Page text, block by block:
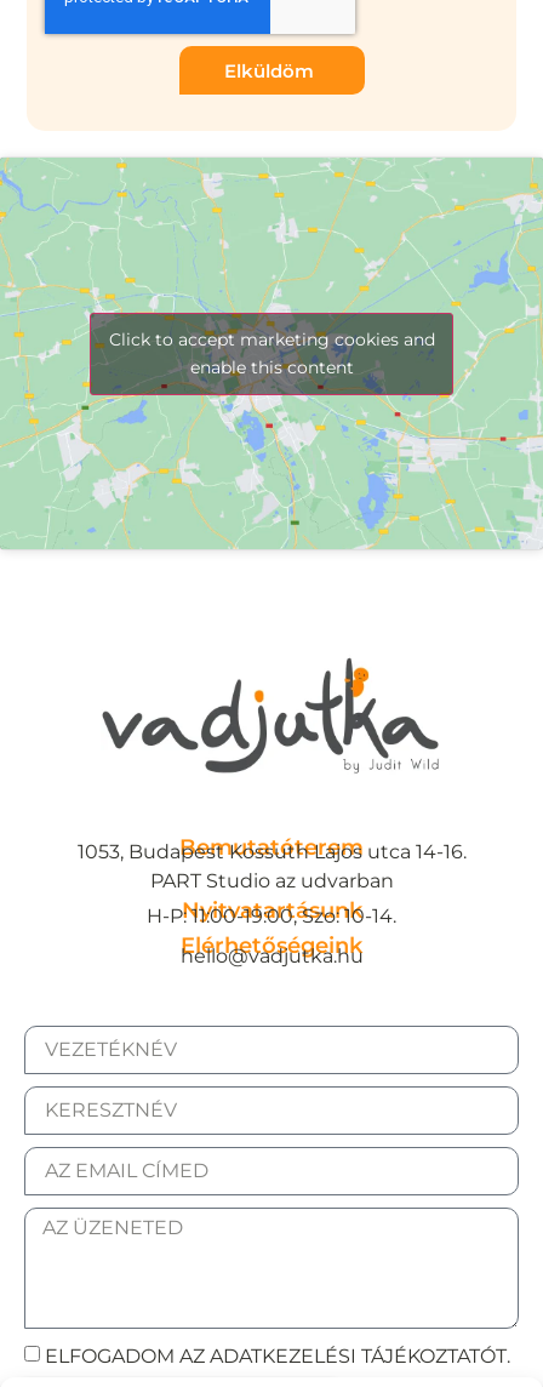
Elküldöm
Click to accept marketing cookies and
enable this content
Bemutatóterem
1053, Budapest Kossuth Lajos utca 14-16.
PART Studio az udvarban
Nyitvatartásunk
H-P: 11:00-19:00, Szo: 10-14.
Elérhetőségeink
hello@vadjutka.hu
ELFOGADOM AZ ADATKEZELÉSI TÁJÉKOZTATÓT.